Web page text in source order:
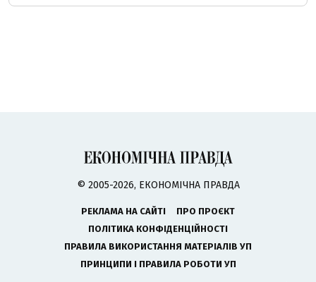
© 2005-2026, ЕКОНОМІЧНА ПРАВДА
РЕКЛАМА НА САЙТІ
ПРО ПРОЄКТ
ПОЛІТИКА КОНФІДЕНЦІЙНОСТІ
ПРАВИЛА ВИКОРИСТАННЯ МАТЕРІАЛІВ УП
ПРИНЦИПИ І ПРАВИЛА РОБОТИ УП